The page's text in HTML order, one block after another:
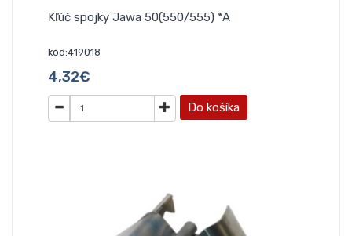
Kľúč spojky Jawa 50(550/555) *A
kód:419018
4,32€
Do košíka